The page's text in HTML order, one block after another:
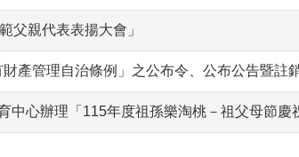
父親代表表揚大會」
產管理自治條例」之公布令、公布公告暨註
中心辦理「115年度祖孫樂淘桃－祖父母節慶